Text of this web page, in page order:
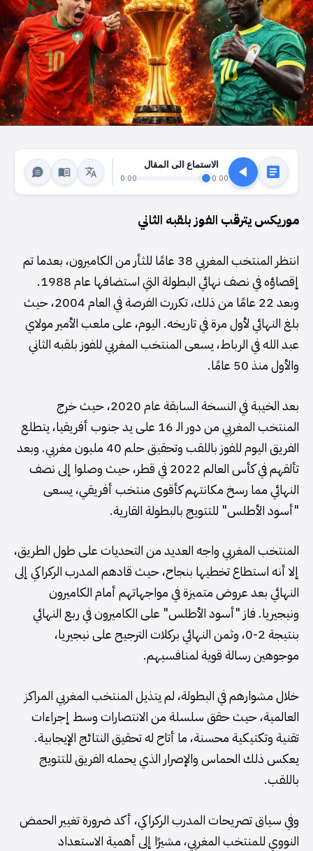
الاستماع الى المقال
0:00
0:00
موريكس يترقب الفوز بلقبه الثاني
انتظر المنتخب المغربي 38 عامًا للثأر من الكاميرون، بعدما تم
إقصاؤه في نصف نهائي البطولة التي استضافها عام 1988.
وبعد 22 عامًا من ذلك، تكررت الفرصة في العام 2004، حيث
بلغ النهائي لأول مرة في تاريخه. اليوم، على ملعب الأمير مولاي
عبد الله في الرباط، يسعى المنتخب المغربي للفوز بلقبه الثاني
والأول منذ 50 عامًا.
بعد الخيبة في النسخة السابقة عام 2020، حيث خرج
المنتخب المغربي من دور الـ 16 على يد جنوب أفريقيا، يتطلع
الفريق اليوم للفوز باللقب وتحقيق حلم 40 مليون مغربي. وبعد
تألقهم في كأس العالم 2022 في قطر، حيث وصلوا إلى نصف
النهائي مما رسخ مكانتهم كأقوى منتخب أفريقي، يسعى
"أسود الأطلس" للتتويج بالبطولة القارية.
المنتخب المغربي واجه العديد من التحديات على طول الطريق،
إلا أنه استطاع تخطيها بنجاح، حيث قادهم المدرب الركراكي إلى
النهائي بعد عروض متميزة في مواجهاتهم أمام الكاميرون
ونيجيريا. فاز "أسود الأطلس" على الكاميرون في ربع النهائي
بنتيجة 2-0، وثمن النهائي بركلات الترجيح على نيجيريا،
موجوهين رسالة قوية لمنافسيهم.
خلال مشوارهم في البطولة، لم يتذيل المنتخب المغربي المراكز
العالمية، حيث حقق سلسلة من الانتصارات وسط إجراءات
تقنية وتكتيكية محسنة، ما أتاح له تحقيق النتائج الإيجابية.
يعكس ذلك الحماس والإصرار الذي يحمله الفريق للتتويج
باللقب.
وفي سياق تصريحات المدرب الركراكي، أكد ضرورة تغيير الحمض
النووي للمنتخب المغربي، مشيرًا إلى أهمية الاستعداد